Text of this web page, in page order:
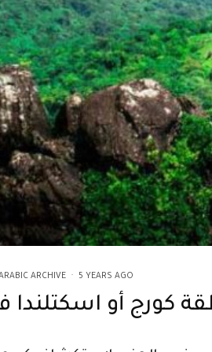
ARCHIVE · 5 YEARS AGO
كورج أو اسكتلندا